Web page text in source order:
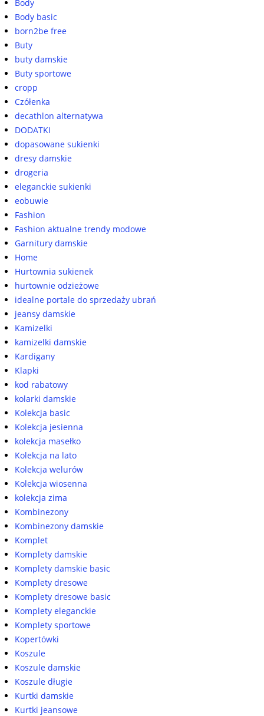
Body
Body basic
born2be free
Buty
buty damskie
Buty sportowe
cropp
Czółenka
decathlon alternatywa
DODATKI
dopasowane sukienki
dresy damskie
drogeria
eleganckie sukienki
eobuwie
Fashion
Fashion aktualne trendy modowe
Garnitury damskie
Home
Hurtownia sukienek
hurtownie odzieżowe
idealne portale do sprzedaży ubrań
jeansy damskie
Kamizelki
kamizelki damskie
Kardigany
Klapki
kod rabatowy
kolarki damskie
Kolekcja basic
Kolekcja jesienna
kolekcja masełko
Kolekcja na lato
Kolekcja welurów
Kolekcja wiosenna
kolekcja zima
Kombinezony
Kombinezony damskie
Komplet
Komplety damskie
Komplety damskie basic
Komplety dresowe
Komplety dresowe basic
Komplety eleganckie
Komplety sportowe
Kopertówki
Koszule
Koszule damskie
Koszule długie
Kurtki damskie
Kurtki jeansowe